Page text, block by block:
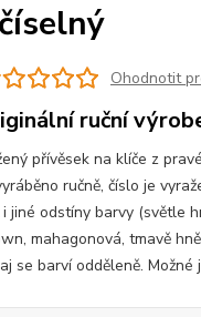
Ohodnotit
ruční
přívěsek na klíče z
ručně, číslo je
jiné odstíny barvy (světle
mahagonová, tmavě
se barví odděleně. Možné